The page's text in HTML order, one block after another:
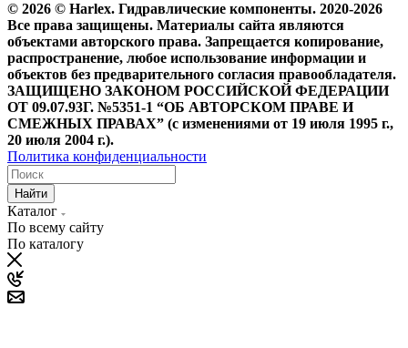
© 2026 © Harlex. Гидравлические компоненты. 2020-2026
Все права защищены. Материалы сайта являются
объектами авторского права. Запрещается копирование,
распространение, любое использование информации и
объектов без предварительного согласия правообладателя.
ЗАЩИЩЕНО ЗАКОНОМ РОССИЙСКОЙ ФЕДЕРАЦИИ
ОТ 09.07.93Г. №5351-1 “ОБ АВТОРСКОМ ПРАВЕ И
СМЕЖНЫХ ПРАВАХ” (с изменениями от 19 июля 1995 г.,
20 июля 2004 г.).
Политика конфиденциальности
Найти
Каталог
По всему сайту
По каталогу